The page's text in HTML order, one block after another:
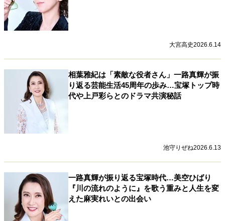
大宮高史2026.6.14
相葉雅紀は「素敵な役者さん」一路真輝が振
り返る芸能生活45周年の歩み…宝塚トップ時
代や上戸彩らとのドラマ共演秘話
池守りぜね2026.6.13
一路真輝が振り返る宝塚時代…美空ひばり
『川の流れのように』を歌う重みと人生を変
えた麻実れいとの出会い